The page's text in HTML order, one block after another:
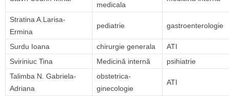
medicala
Stratina A.Larisa-
Ermina
pediatrie gastroenterologie
Surdu Ioana chirurgie generala
ATI
Sviriniuc Tina
Medicină internă
psihiatrie
Talimba N. Gabriela-
Adriana
obstetrica-
ginecologie
ATI